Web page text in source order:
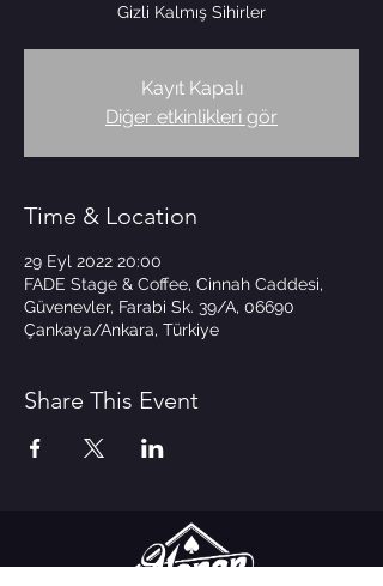
Gizli Kalmış Sihirler
Kayıt Kapalı
Diğer etkinlikleri gör
Time & Location
29 Eyl 2022 20:00
FADE Stage & Coffee, Cinnah Caddesi,
Güvenevler, Farabi Sk. 39/A, 06690
Çankaya/Ankara, Türkiye
Share This Event